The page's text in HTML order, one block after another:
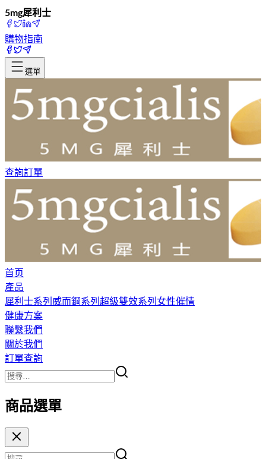
5mg犀利士
購物指南
選單
查詢訂單
首页
產品
犀利士系列 威而鋼系列 超級雙效系列 女性催情
健康方案
聯繫我們
關於我們
訂單查詢
商品選單